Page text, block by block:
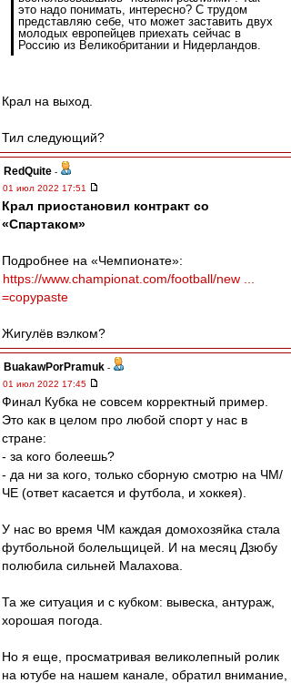
это надо понимать, интересно? С трудом
представляю себе, что может заставить двух
молодых европейцев приехать сейчас в
Россию из Великобритании и Нидерландов.
Крал на выход.
Тил следующий?
RedQuite -
01 июл 2022 17:51
Крал приостановил контракт со
«Спартаком»
Подробнее на «Чемпионате»:
https://www.championat.com/football/new ...
=copypaste
Жигулёв вэлком?
BuakawPorPramuk -
01 июл 2022 17:45
Финал Кубка не совсем корректный пример.
Это как в целом про любой спорт у нас в
стране:
- за кого болеешь?
- да ни за кого, только сборную смотрю на ЧМ/
ЧЕ (ответ касается и футбола, и хоккея).
У нас во время ЧМ каждая домохозяйка стала
футбольной болельщицей. И на месяц Дзюбу
полюбила сильней Малахова.
Та же ситуация и с кубком: вывеска, антураж,
хорошая погода.
Но я еще, просматривая великолепный ролик
на ютубе на нашем канале, обратил внимание,